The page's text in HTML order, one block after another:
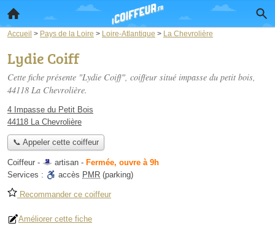
Accueil > Pays de la Loire > Loire-Atlantique > La Chevrolière
Lydie Coiff
Cette fiche présente "Lydie Coiff", coiffeur situé impasse du petit bois,
44118 La Chevrolière.
4 Impasse du Petit Bois
44118 La Chevrolière
📞 Appeler cette coiffeur
Coiffeur - artisan - Fermée, ouvre à 9h
Services :
accès PMR (parking)
Recommander ce coiffeur
Améliorer cette fiche